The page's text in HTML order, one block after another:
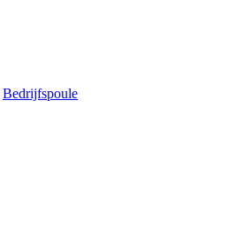
Bedrijfspoule